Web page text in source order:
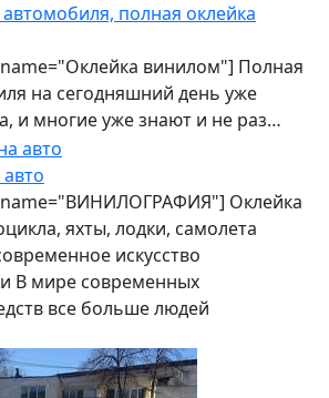
полная оклейка
винилом"] Полная
на сегодняшний день уже
и многие уже знают и не раз…
Оклейка
яхты, лодки, самолета
искусство
В мире современных
все больше людей